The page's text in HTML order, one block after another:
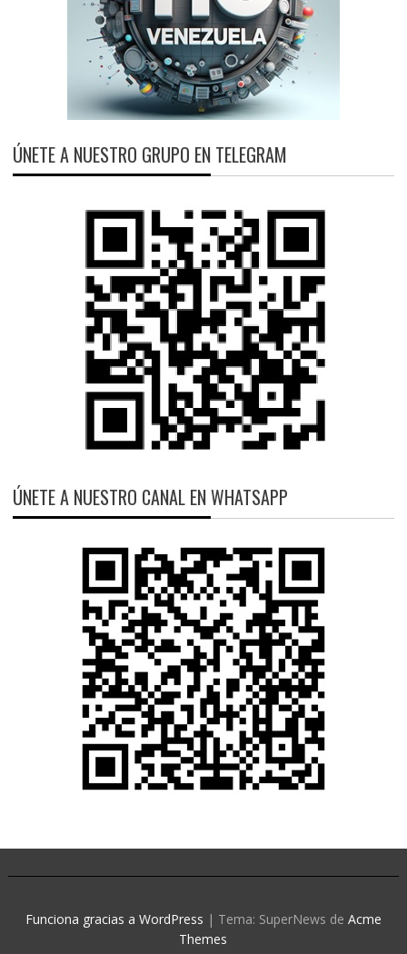
ÚNETE A NUESTRO GRUPO EN TELEGRAM
ÚNETE A NUESTRO CANAL EN WHATSAPP
Funciona gracias a WordPress | Tema: SuperNews de Acme
Themes